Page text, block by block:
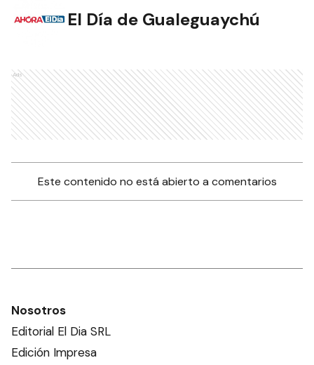
El Día de Gualeguaychú
Ads
Este contenido no está abierto a comentarios
Nosotros
Editorial El Dia SRL
Edición Impresa